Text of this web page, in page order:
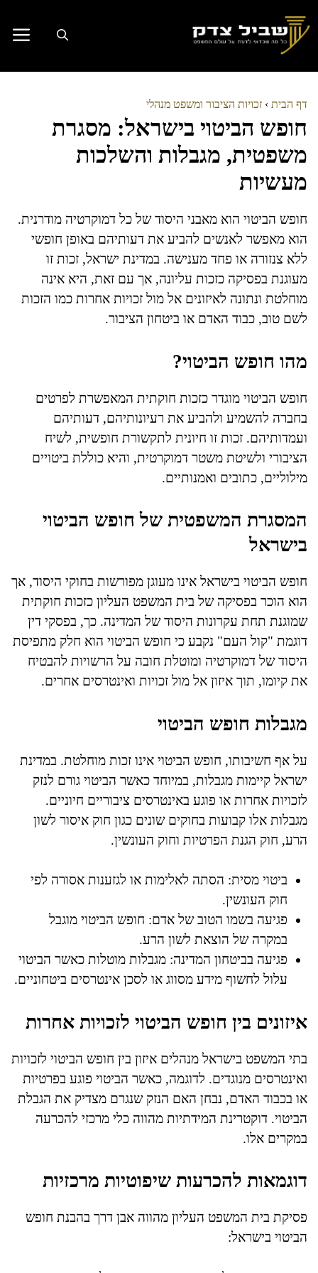
לתוכן
דף הבית › זכויות הציבור ומשפט מנהלי
חופש הביטוי בישראל: מסגרת
משפטית, מגבלות והשלכות
מעשיות
חופש הביטוי הוא מאבני היסוד של כל דמוקרטיה מודרנית.
הוא מאפשר לאנשים להביע את דעותיהם באופן חופשי
ללא צנזורה או פחד מענישה. במדינת ישראל, זכות זו
מעוגנת בפסיקה כזכות עליונה, אך עם זאת, היא אינה
מוחלטת ונתונה לאיזונים אל מול זכויות אחרות כמו הזכות
לשם טוב, כבוד האדם או ביטחון הציבור.
מהו חופש הביטוי?
חופש הביטוי מוגדר כזכות חוקתית המאפשרת לפרטים
בחברה להשמיע ולהביע את רעיונותיהם, דעותיהם
ועמדותיהם. זכות זו חיונית לתקשורת חופשית, לשיח
הציבורי ולשיטת משטר דמוקרטית, והיא כוללת ביטויים
מילוליים, כתובים ואמנותיים.
המסגרת המשפטית של חופש הביטוי
בישראל
חופש הביטוי בישראל אינו מעוגן מפורשות בחוקי היסוד, אך
הוא הוכר בפסיקה של בית המשפט העליון כזכות חוקתית
שמוגנת תחת עקרונות היסוד של המדינה. כך, בפסקי דין
דוגמת "קול העם" נקבע כי חופש הביטוי הוא חלק מתפיסת
היסוד של דמוקרטיה ומוטלת חובה על הרשויות להבטיח
את קיומו, תוך איזון אל מול זכויות ואינטרסים אחרים.
מגבלות חופש הביטוי
על אף חשיבותו, חופש הביטוי אינו זכות מוחלטת. במדינת
ישראל קיימות מגבלות, במיוחד כאשר הביטוי גורם לנזק
לזכויות אחרות או פוגע באינטרסים ציבוריים חיוניים.
מגבלות אלו קבועות בחוקים שונים כגון חוק איסור לשון
הרע, חוק הגנת הפרטיות וחוק העונשין.
ביטוי מסית: הסתה לאלימות או לגזענות אסורה לפי
חוק העונשין.
פגיעה בשמו הטוב של אדם: חופש הביטוי מוגבל
במקרה של הוצאת לשון הרע.
פגיעה בביטחון המדינה: מגבלות מוטלות כאשר הביטוי
עלול לחשוף מידע מסווג או לסכן אינטרסים ביטחוניים.
איזונים בין חופש הביטוי לזכויות אחרות
בתי המשפט בישראל מנהלים איזון בין חופש הביטוי לזכויות
ואינטרסים מנוגדים. לדוגמה, כאשר הביטוי פוגע בפרטיות
או בכבוד האדם, נבחן האם הנזק שנגרם מצדיק את הגבלת
הביטוי. דוקטרינת המידתיות מהווה כלי מרכזי להכרעה
במקרים אלו.
דוגמאות להכרעות שיפוטיות מרכזיות
פסיקת בית המשפט העליון מהווה אבן דרך בהבנת חופש
הביטוי בישראל: